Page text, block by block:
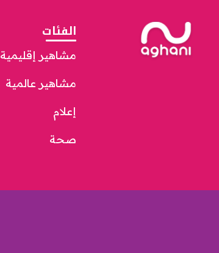
الفئات
مشاهير إقليمية
مشاهير عالمية
إعلام
صحة